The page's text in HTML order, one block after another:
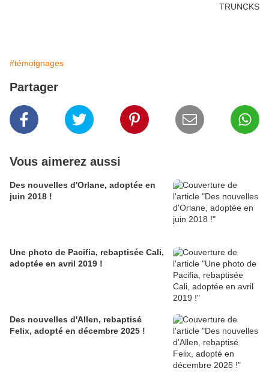
TRUNCKS
#témoignages
Partager
Vous aimerez aussi
Des nouvelles d'Orlane, adoptée en
juin 2018 !
Une photo de Pacifia, rebaptisée Cali,
adoptée en avril 2019 !
Des nouvelles d'Allen, rebaptisé
Felix, adopté en décembre 2025 !